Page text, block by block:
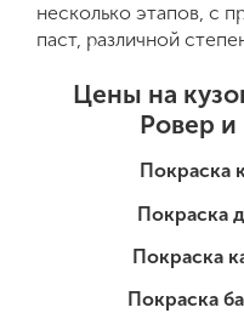
несколько этапов, с
паст, различной
Цены на
Ровер
Покраска
Покраска
Покраска
Покраска